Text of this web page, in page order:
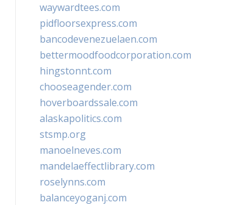
waywardtees.com
pidfloorsexpress.com
bancodevenezuelaen.com
bettermoodfoodcorporation.com
hingstonnt.com
chooseagender.com
hoverboardssale.com
alaskapolitics.com
stsmp.org
manoelneves.com
mandelaeffectlibrary.com
roselynns.com
balanceyoganj.com